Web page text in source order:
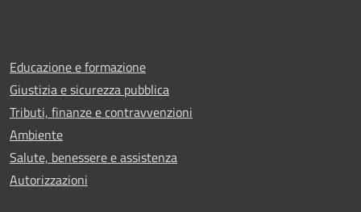
Educazione e formazione
Giustizia e sicurezza pubblica
Tributi, finanze e contravvenzioni
Ambiente
Salute, benessere e assistenza
Autorizzazioni